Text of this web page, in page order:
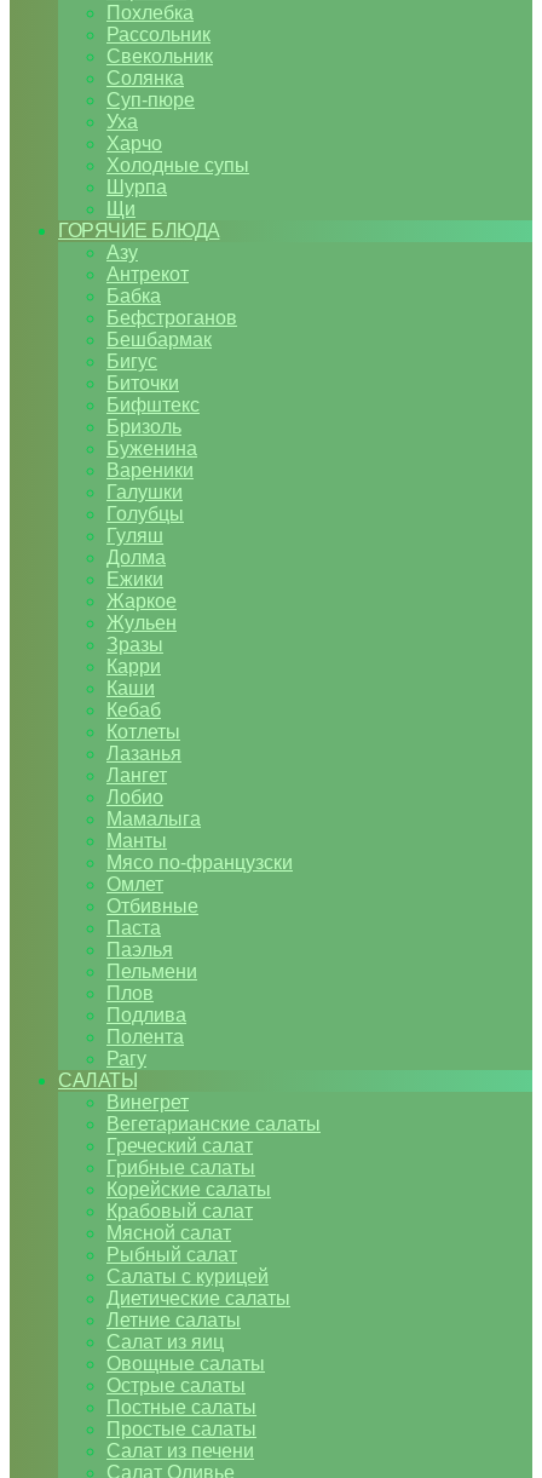
Похлебка
Рассольник
Свекольник
Солянка
Суп-пюре
Уха
Харчо
Холодные супы
Шурпа
Щи
ГОРЯЧИЕ БЛЮДА
Азу
Антрекот
Бабка
Бефстроганов
Бешбармак
Бигус
Биточки
Бифштекс
Бризоль
Буженина
Вареники
Галушки
Голубцы
Гуляш
Долма
Ежики
Жаркое
Жульен
Зразы
Карри
Каши
Кебаб
Котлеты
Лазанья
Лангет
Лобио
Мамалыга
Манты
Мясо по-французски
Омлет
Отбивные
Паста
Паэлья
Пельмени
Плов
Подлива
Полента
Рагу
САЛАТЫ
Винегрет
Вегетарианские салаты
Греческий салат
Грибные салаты
Корейские салаты
Крабовый салат
Мясной салат
Рыбный салат
Салаты с курицей
Диетические салаты
Летние салаты
Салат из яиц
Овощные салаты
Острые салаты
Постные салаты
Простые салаты
Салат из печени
Салат Оливье